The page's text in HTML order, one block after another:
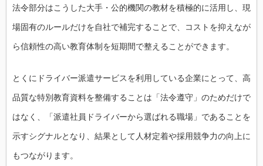
法令部分はこうした大手・公的機関の教材を積極的に活用し、現
場固有のルールだけを自社で補完することで、コストを抑えなが
ら信頼性の高い教育体制を短期間で整えることができます。
とくにドライバー派遣サービスを利用している企業にとって、高
品質な特別教育資料を整備することは「法令遵守」のためだけで
はなく、「派遣社員ドライバーから選ばれる職場」であることを
示すシグナルとなり、結果として人材定着や採用競争力の向上に
もつながります。